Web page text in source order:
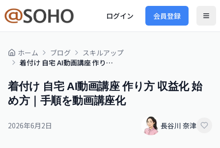
ログイン 会員登録
ホーム ブログ
スキルアップ
着付け 自宅 AI動画講座 作り方 収益化 始め方｜手順を動画講座化
着付け 自宅 AI動画講座 作り方 収益化 始
め方｜手順を動画講座化
2026年6月2日 長谷川 奈津